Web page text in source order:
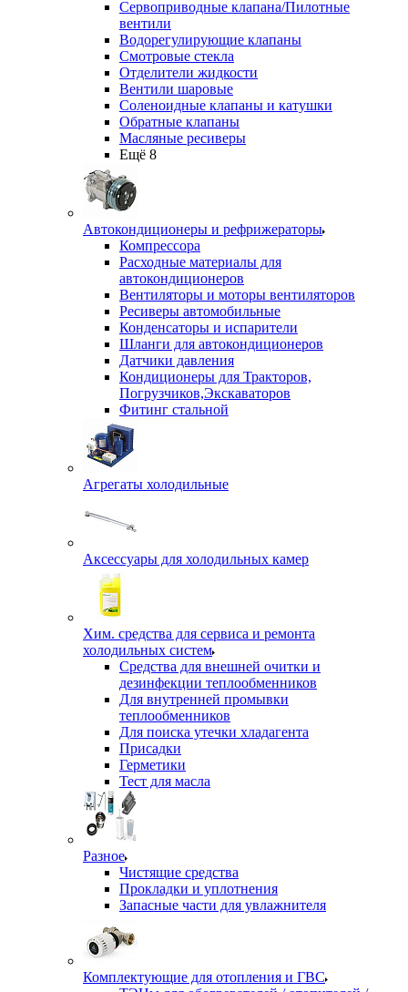
Сервоприводные клапана/Пилотные
вентили
Водорегулирующие клапаны
Смотровые стекла
Отделители жидкости
Вентили шаровые
Соленоидные клапаны и катушки
Обратные клапаны
Масляные ресиверы
Ещё 8
Автокондиционеры и рефрижераторы
Компрессора
Расходные материалы для
автокондиционеров
Вентиляторы и моторы вентиляторов
Ресиверы автомобильные
Конденсаторы и испарители
Шланги для автокондиционеров
Датчики давления
Кондиционеры для Тракторов,
Погрузчиков,Экскаваторов
Фитинг стальной
Агрегаты холодильные
Аксессуары для холодильных камер
Хим. средства для сервиса и ремонта
холодильных систем
Средства для внешней очитки и
дезинфекции теплообменников
Для внутренней промывки
теплообменников
Для поиска утечки хладагента
Присадки
Герметики
Тест для масла
Разное
Чистящие средства
Прокладки и уплотнения
Запасные части для увлажнителя
Комплектующие для отопления и ГВС